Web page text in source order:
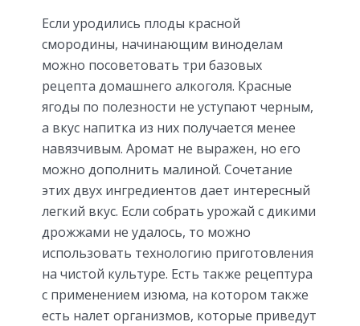
Если уродились плоды красной
смородины, начинающим виноделам
можно посоветовать три базовых
рецепта домашнего алкоголя. Красные
ягоды по полезности не уступают черным,
а вкус напитка из них получается менее
навязчивым. Аромат не выражен, но его
можно дополнить малиной. Сочетание
этих двух ингредиентов дает интересный
легкий вкус. Если собрать урожай с дикими
дрожжами не удалось, то можно
использовать технологию приготовления
на чистой культуре. Есть также рецептура
с применением изюма, на котором также
есть налет организмов, которые приведут